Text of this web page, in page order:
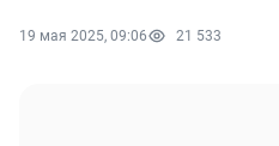
19 мая 2025, 09:06 21 533